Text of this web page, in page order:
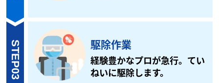
STEP03 駆除作業
経験豊かなプロが急行。てい
ねいに駆除します。